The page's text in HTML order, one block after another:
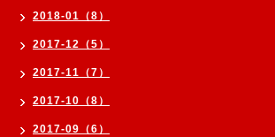
2018-01（8）
2017-12（5）
2017-11（7）
2017-10（8）
2017-09（6）